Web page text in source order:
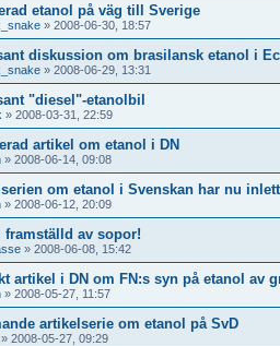
etanol på väg till Sverige
» 2008-06-30, 18:57
diskussion om brasilansk etanol i
» 2008-06-29, 13:31
"diesel"-etanolbil
» 2008-03-31, 22:59
artikel om etanol i DN
» 2008-06-14, 09:08
om etanol i Svenskan har nu
» 2008-06-12, 20:09
framställd av sopor!
» 2008-06-08, 15:42
artikel i DN om FN:s syn på etanol av
» 2008-05-27, 11:57
artikelserie om etanol på SvD
» 2008-05-27, 09:29